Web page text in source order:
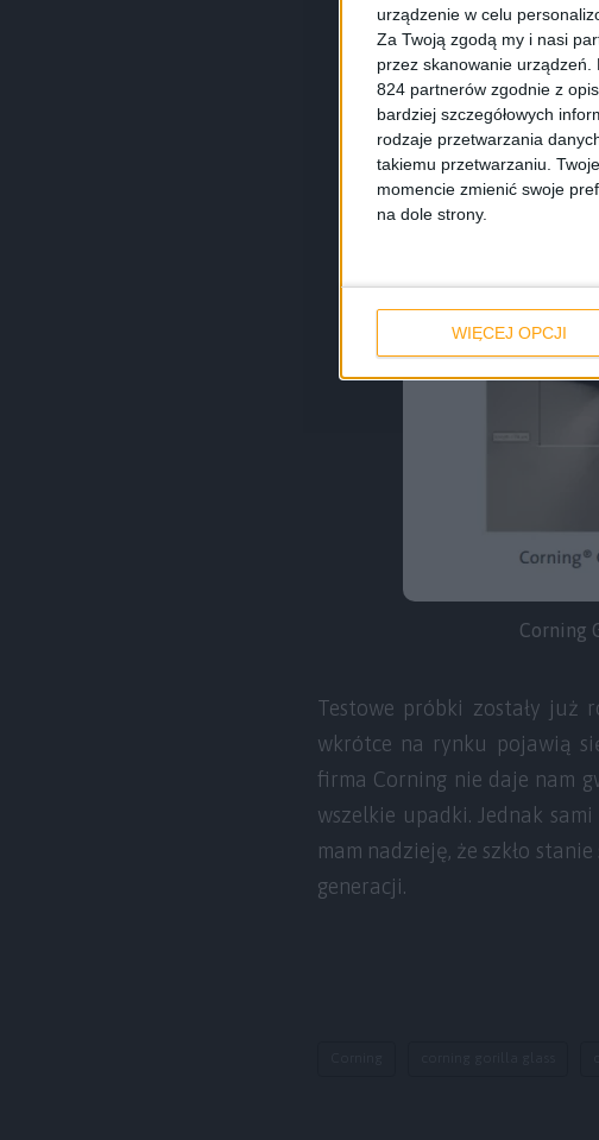
urządzenie w celu
Za Twoją zgodą my i nasi
przez skanowanie
824 partnerów zgodnie z
bardziej szczegółowych
rodzaje przetwarzania
takiemu przetwarzaniu.
momencie zmienić swoje
na dole strony.
WIĘCEJ OPCJI
Corning
Testowe próbki zostały już
wkrótce na rynku pojawią
firma Corning nie daje nam
wszelkie upadki. Jednak
mam nadzieję, że szkło
generacji.